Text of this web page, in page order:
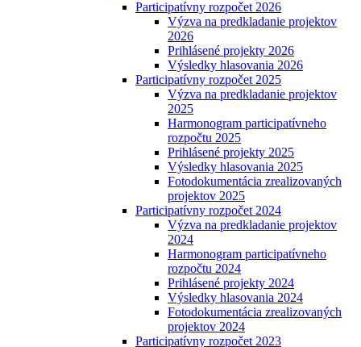
Participatívny rozpočet 2026
Výzva na predkladanie projektov
2026
Prihlásené projekty 2026
Výsledky hlasovania 2026
Participatívny rozpočet 2025
Výzva na predkladanie projektov
2025
Harmonogram participatívneho
rozpočtu 2025
Prihlásené projekty 2025
Výsledky hlasovania 2025
Fotodokumentácia zrealizovaných
projektov 2025
Participatívny rozpočet 2024
Výzva na predkladanie projektov
2024
Harmonogram participatívneho
rozpočtu 2024
Prihlásené projekty 2024
Výsledky hlasovania 2024
Fotodokumentácia zrealizovaných
projektov 2024
Participatívny rozpočet 2023